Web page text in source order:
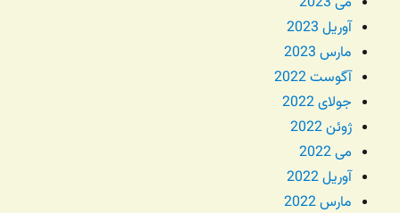
آوریل 2023
مارس 2023
آگوست 2022
جولای 2022
ژوئن 2022
می 2022
آوریل 2022
مارس 2022